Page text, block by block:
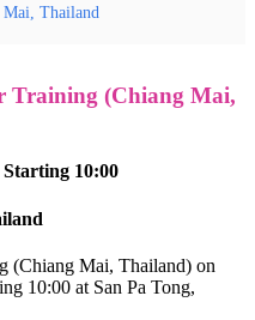
Mai, Thailand
Training (Chiang Mai,
10:00
(Chiang Mai, Thailand) on
10:00 at San Pa Tong,